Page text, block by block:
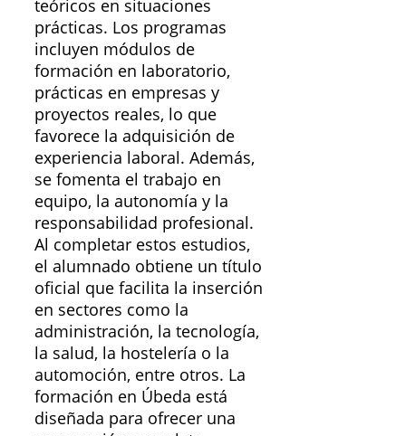
teóricos en situaciones
prácticas. Los programas
incluyen módulos de
formación en laboratorio,
prácticas en empresas y
proyectos reales, lo que
favorece la adquisición de
experiencia laboral. Además,
se fomenta el trabajo en
equipo, la autonomía y la
responsabilidad profesional.
Al completar estos estudios,
el alumnado obtiene un título
oficial que facilita la inserción
en sectores como la
administración, la tecnología,
la salud, la hostelería o la
automoción, entre otros. La
formación en Úbeda está
diseñada para ofrecer una